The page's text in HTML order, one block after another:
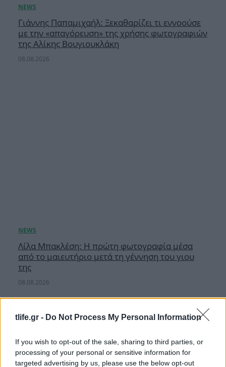
tlife.gr - Do Not Process My Personal Information
If you wish to opt-out of the sale, sharing to third parties, or
processing of your personal or sensitive information for
targeted advertising by us, please use the below opt-out
Γιάννης Παπαμιχαήλ: Ξεκαθαρίζει τι εννοούσε
με την «απαγόρευση» της χρήσης φωτογραφιών
της Αλίκης Βουγιουκλάκη
08.08.2026
Λίλα Μπακλέση: Η πρώτη φωτογραφία μέσα
από το μαιευτήριο μετά τη γέννηση του γιου
της
08.08.2026